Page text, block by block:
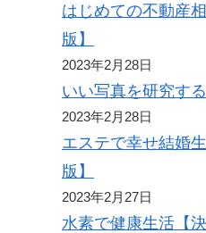
はじめての不動産
版】
2023年2月28日
いい写真を研究す
2023年2月28日
エステで幸せ結婚
版】
2023年2月27日
水素で健康生活【決